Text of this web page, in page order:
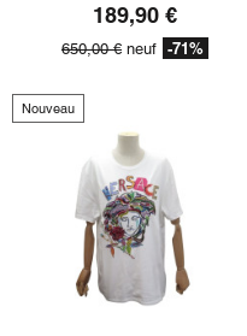
189,90 €
650,00 € neuf -71%
Nouveau